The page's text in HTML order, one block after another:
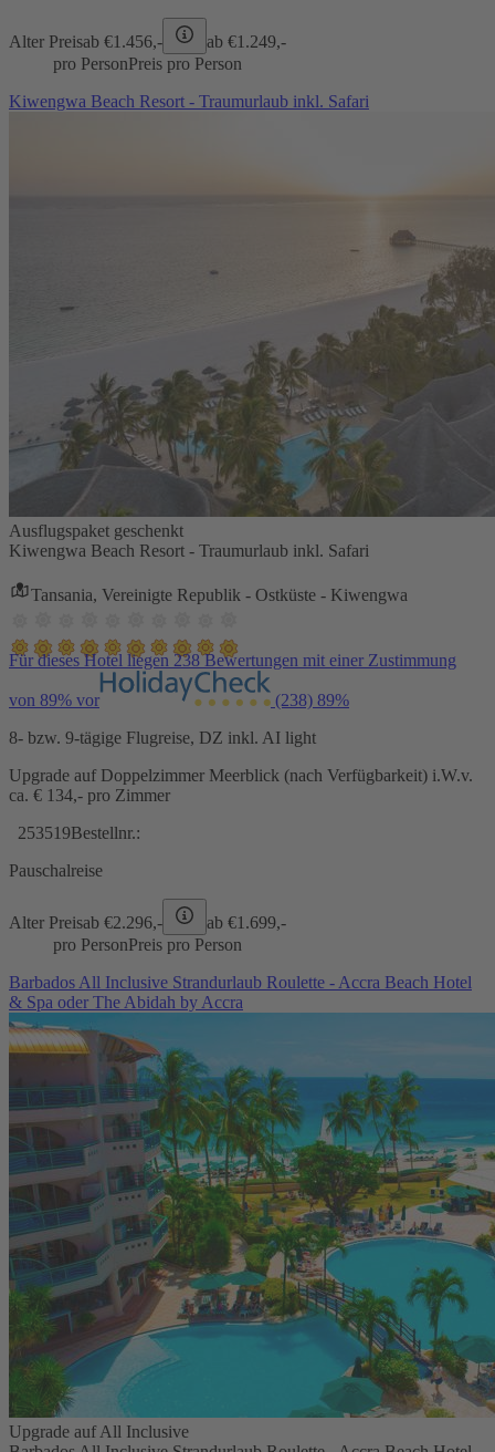
Alter Preisab €1.456,- ab €1.249,-
pro PersonPreis pro Person
Kiwengwa Beach Resort - Traumurlaub inkl. Safari
Ausflugspaket geschenkt
Kiwengwa Beach Resort - Traumurlaub inkl. Safari
Tansania, Vereinigte Republik - Ostküste - Kiwengwa
Für dieses Hotel liegen 238 Bewertungen mit einer Zustimmung
von 89% vor (238) 89%
8- bzw. 9-tägige Flugreise, DZ inkl. AI light
Upgrade auf Doppelzimmer Meerblick (nach Verfügbarkeit) i.W.v.
ca. € 134,- pro Zimmer
253519Bestellnr.:
Pauschalreise
Alter Preisab €2.296,- ab €1.699,-
pro PersonPreis pro Person
Barbados All Inclusive Strandurlaub Roulette - Accra Beach Hotel
& Spa oder The Abidah by Accra
Upgrade auf All Inclusive